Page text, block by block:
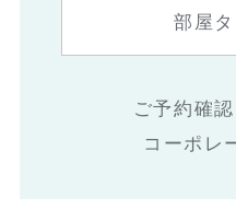
部屋
ご予約確
コーポレ